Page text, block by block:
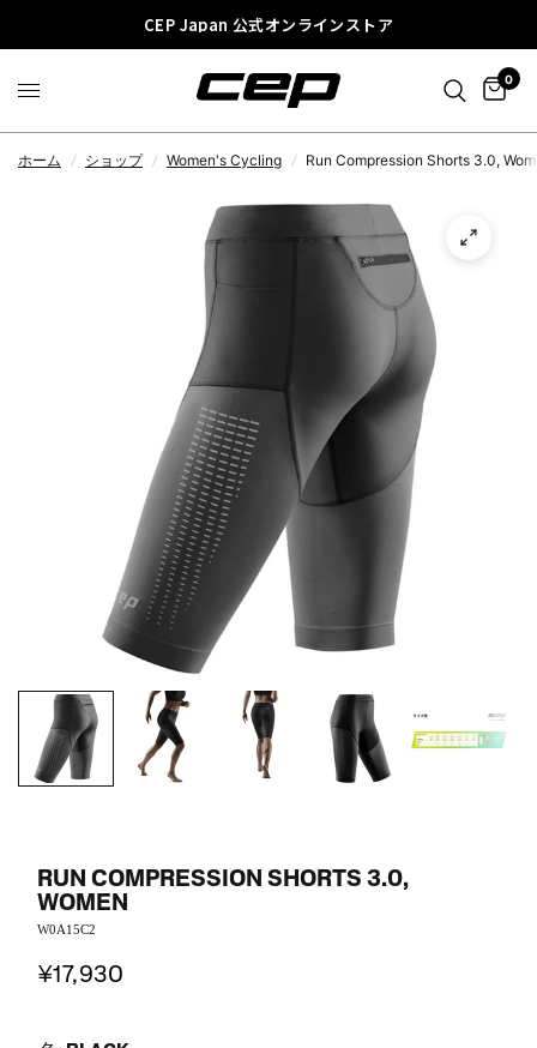
CEP Japan 公式オンラインストア
0
ホーム / ショップ / Women's Cycling / Run Compression Shorts 3.0,
RUN COMPRESSION SHORTS 3.0,
WOMEN
W0A15C2
¥17,930